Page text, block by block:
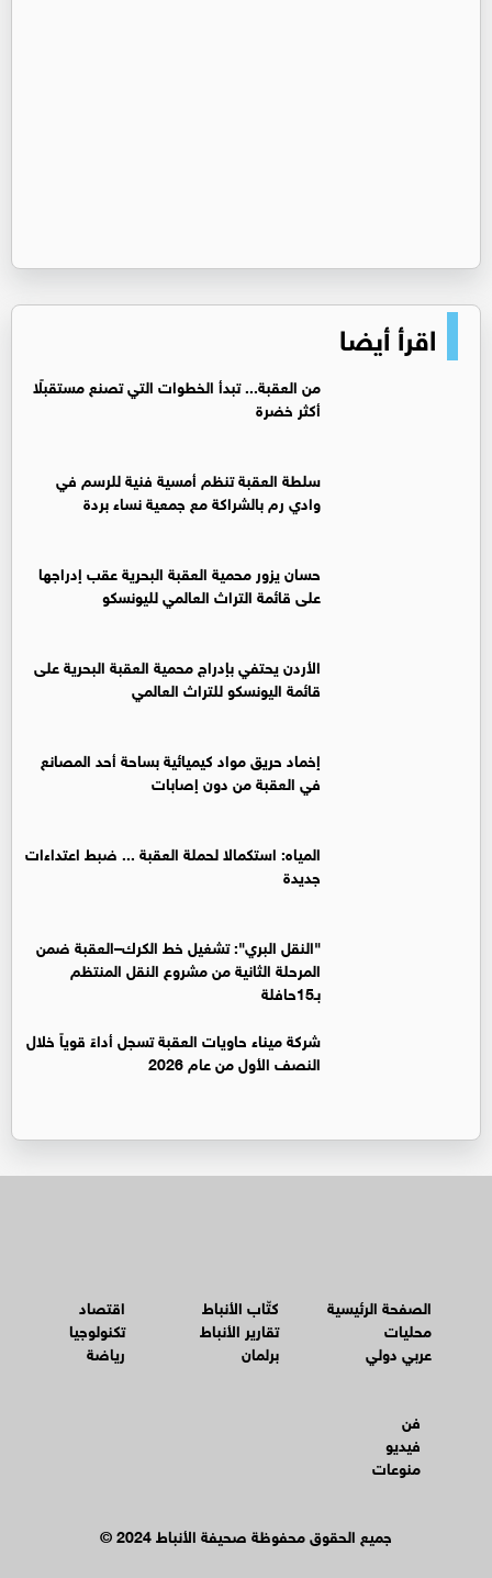
اقرأ أيضا
من العقبة... تبدأ الخطوات التي تصنع مستقبلًا
أكثر خضرة
سلطة العقبة تنظم أمسية فنية للرسم في
وادي رم بالشراكة مع جمعية نساء بردة
حسان يزور محمية العقبة البحرية عقب إدراجها
على قائمة التراث العالمي لليونسكو
الأردن يحتفي بإدراج محمية العقبة البحرية على
قائمة اليونسكو للتراث العالمي
إخماد حريق مواد كيميائية بساحة أحد المصانع
في العقبة من دون إصابات
المياه: استكمالا لحملة العقبة ... ضبط اعتداءات
جديدة
"النقل البري": تشغيل خط الكرك–العقبة ضمن
المرحلة الثانية من مشروع النقل المنتظم
بـ15حافلة
شركة ميناء حاويات العقبة تسجل أداءً قوياً خلال
النصف الأول من عام 2026
الصفحة الرئيسية
محليات
عربي دولي
كتّاب الأنباط
تقارير الأنباط
برلمان
اقتصاد
تكنولوجيا
رياضة
فن
فيديو
منوعات
© جميع الحقوق محفوظة صحيفة الأنباط 2024